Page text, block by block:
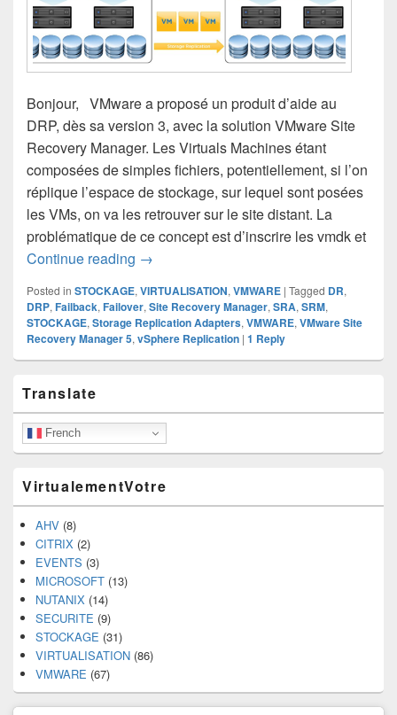
Bonjour, VMware a proposé un produit d’aide au
DRP, dès sa version 3, avec la solution VMware Site
Recovery Manager. Les Virtuals Machines étant
composées de simples fichiers, potentiellement, si l’on
réplique l’espace de stockage, sur lequel sont posées
les VMs, on va les retrouver sur le site distant. La
problématique de ce concept est d’inscrire les vmdk et
Continue reading VMware Site Recovery Manager (partie
→
Posted in STOCKAGE, VIRTUALISATION, VMWARE | Tagged DR,
DRP, Failback, Failover, Site Recovery Manager, SRA, SRM,
STOCKAGE, Storage Replication Adapters, VMWARE, VMware Site
Recovery Manager 5, vSphere Replication | 1 Reply
Sidebar
Widget
Area
Translate
French
VirtualementVotre
AHV (8)
CITRIX (2)
EVENTS (3)
MICROSOFT (13)
NUTANIX (14)
SECURITE (9)
STOCKAGE (31)
VIRTUALISATION (86)
VMWARE (67)